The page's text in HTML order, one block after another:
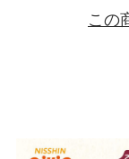
この